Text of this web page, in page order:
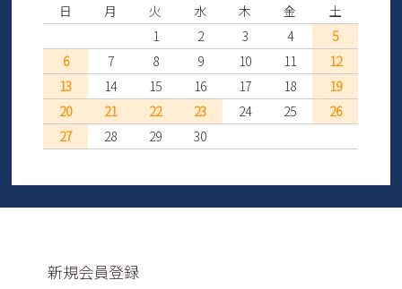
日 月 火 水 木 金
土
1
2 3 4
5
6
7 8 9 10 11
12
13
14 15 16 17 18
19
20
21 22 23 24 25
26
27
28 29 30
新規会員登録